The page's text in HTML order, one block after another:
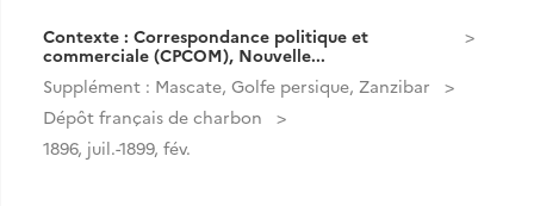
Contexte : Correspondance politique et
commerciale (CPCOM), Nouvelle...
Supplément : Mascate, Golfe persique, Zanzibar
Dépôt français de charbon
1896, juil.-1899, fév.